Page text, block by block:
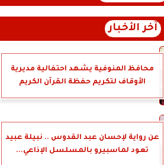
آخر الأخبار
محافظ المنوفية يشهد احتفالية مديرية
الأوقاف لتكريم حفظة القرآن الكريم
عن رواية لإحسان عبد القدوس .. نبيلة عبيد
تعود لماسبيرو بالمسلسل الإذاعي...